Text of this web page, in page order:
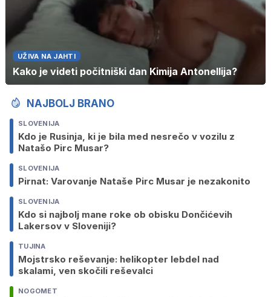
UŽIVA NA JAHTI
Kako je videti počitniški dan Kimija Antonellija?
NAJBOLJ BRANO
SLOVENIJA
Kdo je Rusinja, ki je bila med nesrečo v vozilu z
Natašo Pirc Musar?
SLOVENIJA
Pirnat: Varovanje Nataše Pirc Musar je nezakonito
SLOVENIJA
Kdo si najbolj mane roke ob obisku Dončićevih
Lakersov v Sloveniji?
TUJINA
Mojstrsko reševanje: helikopter lebdel nad
skalami, ven skočili reševalci
NOGOMET